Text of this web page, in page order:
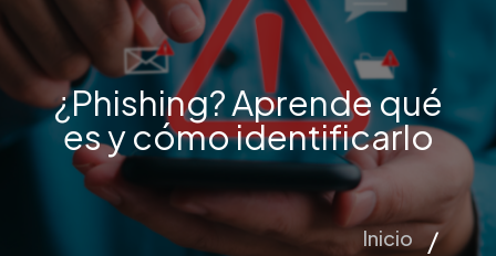
¿Phishing? Aprende qué
es y cómo identificarlo
Inicio